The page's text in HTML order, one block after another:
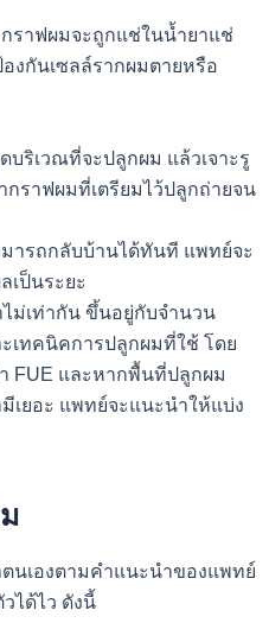
ราฟผมจะถูกแช่ในน้ำยาแช่
องกันเซลล์รากผมตายหรือ
ริเวณที่จะปลูกผม แล้วเจาะรู
ราฟผมที่เตรียมไว้ปลูกถ่ายจน
ารถกลับบ้านได้ทันที แพทย์จะ
เป็นระยะ
ม่เท่ากัน ขึ้นอยู่กับจำนวน
เทคนิคการปลูกผมที่ใช้ โดย
FUE และหากพื้นที่ปลูกผม
เยอะ แพทย์จะแนะนำให้แบ่ง
นเองตามคำแนะนำของแพทย์
ได้ไว ดังนี้